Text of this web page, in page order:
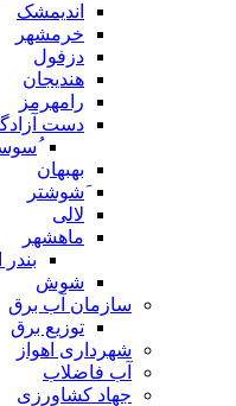
اندیمشک
خرمشهر
دزفول
هندیجان
رامهرمز
دست
بهبهان
َشوشتر
لالی
ماهشهر
بندر
شوش
سازمان آب برق
توزیع برق
شهرداری اهواز
آب فاضلاب
جهاد کشاورزی